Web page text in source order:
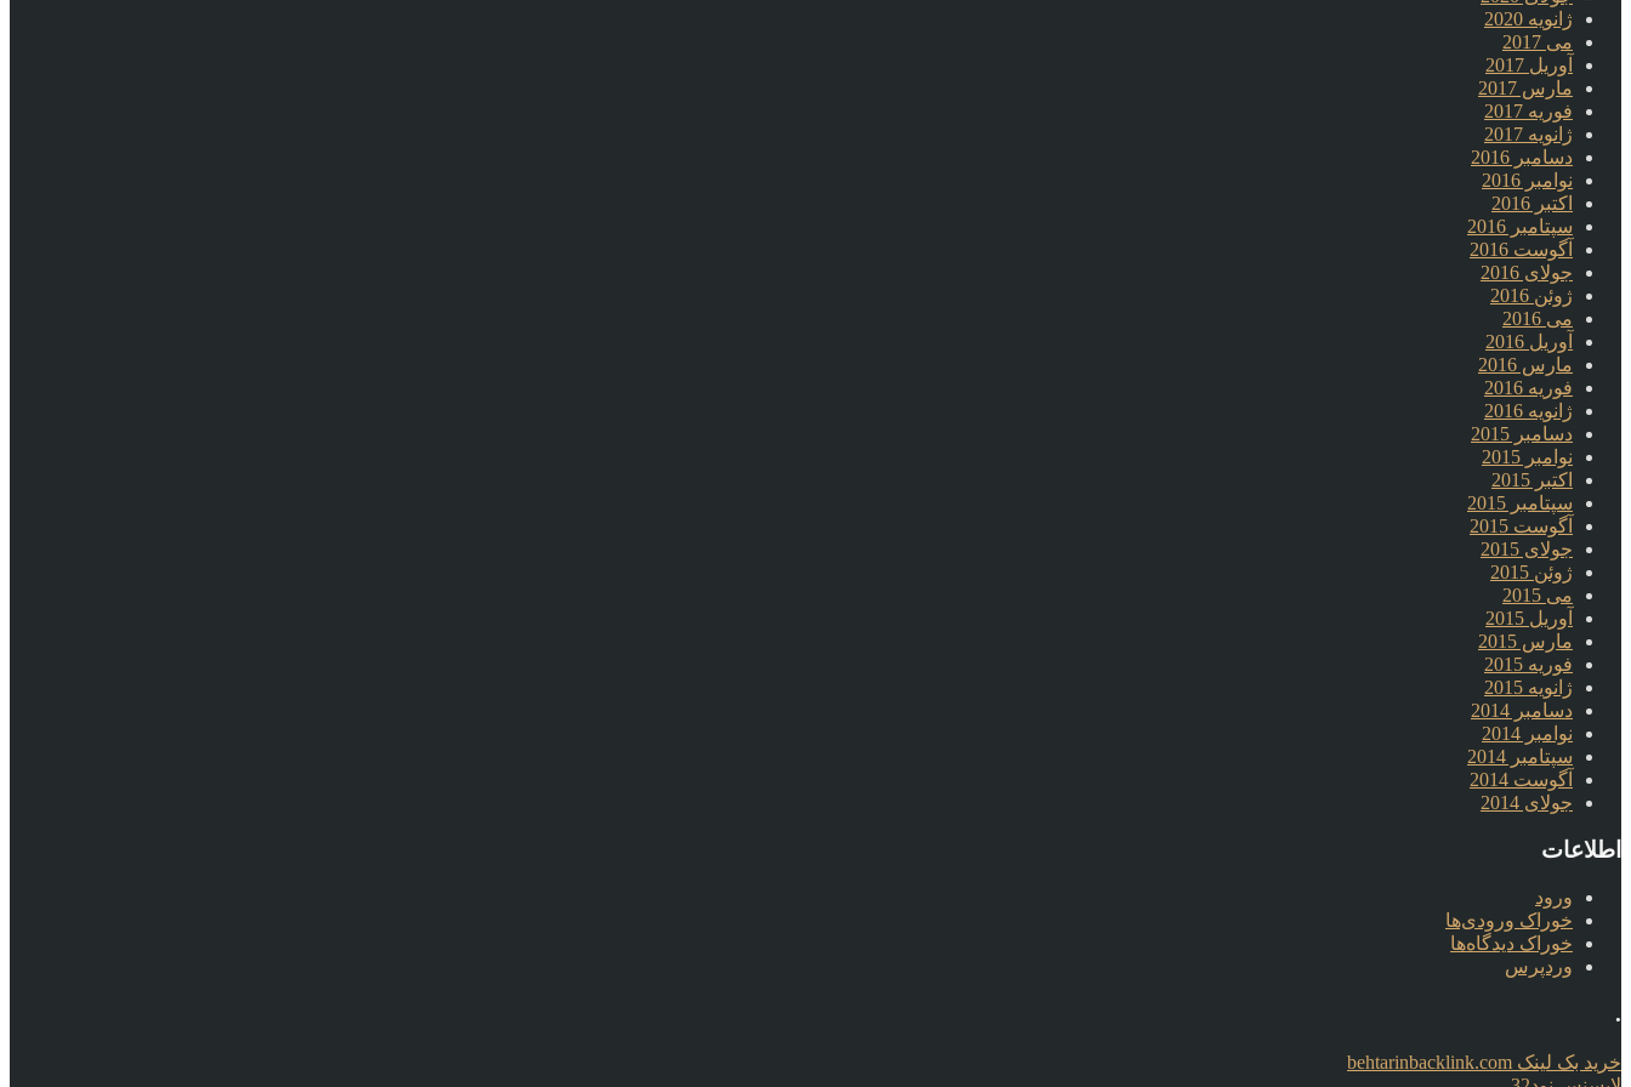
ژانویه 2020
می 2017
آوریل 2017
مارس 2017
فوریه 2017
ژانویه 2017
دسامبر 2016
نوامبر 2016
اکتبر 2016
سپتامبر 2016
آگوست 2016
جولای 2016
ژوئن 2016
می 2016
آوریل 2016
مارس 2016
فوریه 2016
ژانویه 2016
دسامبر 2015
نوامبر 2015
اکتبر 2015
سپتامبر 2015
آگوست 2015
جولای 2015
ژوئن 2015
می 2015
آوریل 2015
مارس 2015
فوریه 2015
ژانویه 2015
دسامبر 2014
نوامبر 2014
سپتامبر 2014
آگوست 2014
جولای 2014
اطلاعات
ورود
خوراک ورودی‌ها
خوراک دیدگاه‌ها
وردپرس
.
خرید بک لینک behtarinbacklink.com